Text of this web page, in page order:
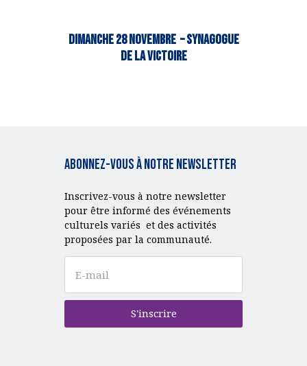
DIMANCHE 28 NOVEMBRE – SYNAGOGUE
de la VICTOIRE
Abonnez-vous à notre Newsletter
Inscrivez-vous à notre newsletter
pour être informé des événements
culturels variés et des activités
proposées par la communauté.
S'inscrire